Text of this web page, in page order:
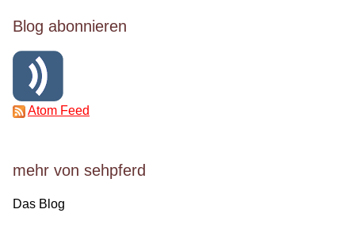
Blog abonnieren
Atom Feed
mehr von sehpferd
Das Blog